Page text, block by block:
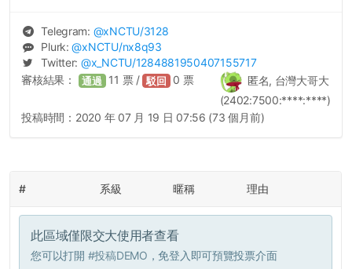
Telegram: @xNCTU/3128
Plurk:@xNCTU/nx8q93
Twitter: @x_NCTU/1284881950407155717
匿名, 台灣大哥大
(2402:7500:****:****)
審核結果： 通過 11 票 / 駁回 0 票
投稿時間： 2020 年 07 月 19 日 07:56 (73 個月前)
# 系級 暱稱 理由
此區域僅限交大使用者查看
您可以打開 #投稿DEMO ，免登入即可預覽投票介面